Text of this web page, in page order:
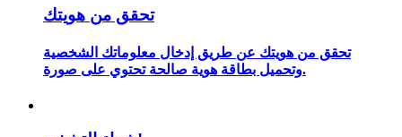
دليل المبتدئين للعقود الآجلة
تحقق من هويتك
تحقق من هويتك عن طريق إدخال معلوماتك الشخصية
وتحميل بطاقة هوية صالحة تحتوي على صورة.